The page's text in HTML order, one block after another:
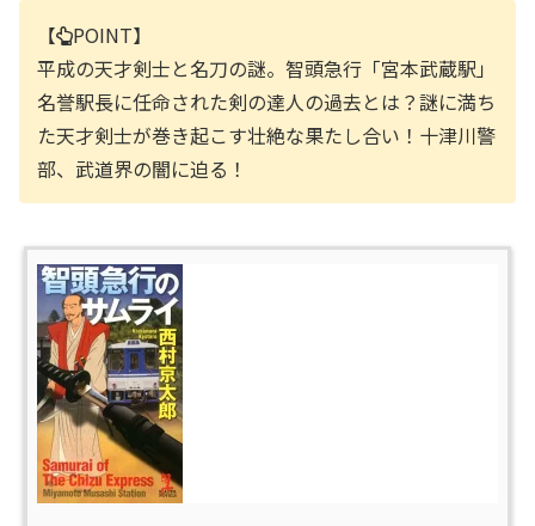
【
POINT】
平成の天才剣士と名刀の謎。智頭急行「宮本武蔵駅」
名誉駅長に任命された剣の達人の過去とは？謎に満ち
た天才剣士が巻き起こす壮絶な果たし合い！十津川警
部、武道界の闇に迫る！